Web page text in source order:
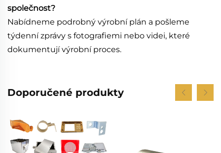
společnost?
Nabídneme podrobný výrobní plán a pošleme
týdenní zprávy s fotografiemi nebo videi, které
dokumentují výrobní proces.
Doporučené produkty